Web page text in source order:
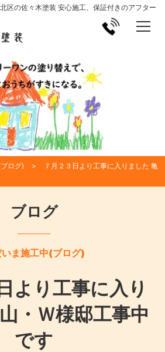
区の佐々木塗装 安心施工、保証付きのアフター
ログ)
７月２３日より工事に入りました 亀
ブログ
いま施工中(ブログ)
より工事に入り
・Ｗ様邸工事中
です